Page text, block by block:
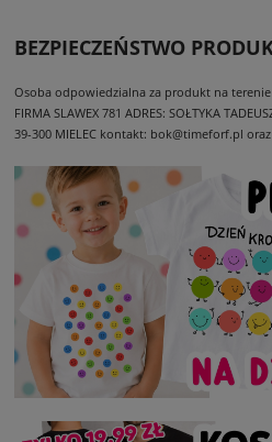
BEZPIECZEŃSTWO
Osoba odpowiedzialna za produkt na
FIRMA SLAWEX 781 ADRES: SOŁTYKA
39-300 MIELEC kontakt: bok@timeforf.pl oraz